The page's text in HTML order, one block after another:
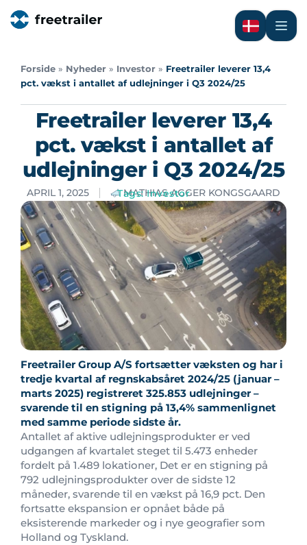
Forside » Nyheder » Investor » Freetrailer leverer 13,4
pct. vækst i antallet af udlejninger i Q3 2024/25
Freetrailer leverer 13,4
pct. vækst i antallet af
udlejninger i Q3 2024/25
APRIL 1, 2025 MATHIAS AGGER KONGSGAARD
Tags: Investor
Freetrailer Group A/S fortsætter væksten og har i
tredje kvartal af regnskabsåret 2024/25 (januar –
marts 2025) registreret 325.853 udlejninger –
svarende til en stigning på 13,4% sammenlignet
med samme periode sidste år.
Antallet af aktive udlejningsprodukter er ved
udgangen af kvartalet steget til 5.473 enheder
fordelt på 1.489 lokationer, Det er en stigning på
792 udlejningsprodukter over de sidste 12
måneder, svarende til en vækst på 16,9 pct. Den
fortsatte ekspansion er opnået både på
eksisterende markeder og i nye geografier som
Holland og Tyskland.